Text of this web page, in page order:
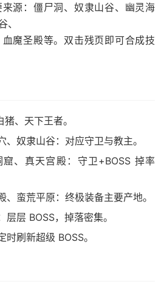
源：僵尸洞、奴隶山谷、幽灵海
、
魔圣殿等。双击残页即可合成技
、天下王者。
、奴隶山谷：对应守卫与教主。
、真天宫殿：守卫+BOSS 掉率
、蛮荒平原：终极装备主要产地。
层 BOSS，掉落密集。
刷新超级 BOSS。